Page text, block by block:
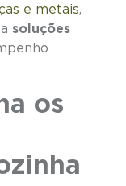
e metais,
soluções
os